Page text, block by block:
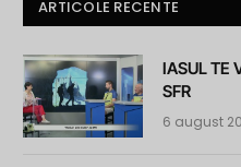
ARTICOLE RECENTE
IASUL TE
SFR
6 august